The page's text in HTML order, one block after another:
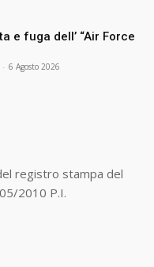
e fuga dell’ “Air Force
- 6 Agosto 2026
registro stampa del
2010 P.I.